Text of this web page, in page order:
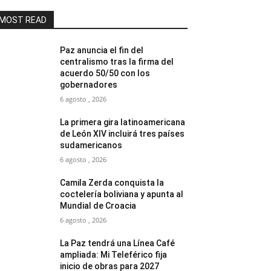
READ
Paz anuncia el fin del
centralismo tras la firma del
acuerdo 50/50 con los
gobernadores
6 agosto , 2026
La primera gira latinoamericana
de León XIV incluirá tres países
sudamericanos
6 agosto , 2026
Camila Zerda conquista la
coctelería boliviana y apunta al
Mundial de Croacia
6 agosto , 2026
La Paz tendrá una Línea Café
ampliada: Mi Teleférico fija
inicio de obras para 2027